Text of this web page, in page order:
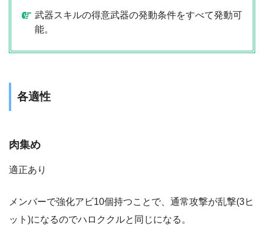
武器スキルの得意武器の発動条件をすべて発動可
能。
各適性
肉集め
適正あり
メンバーで強化アビ10個持つことで、通常攻撃が乱撃(3ヒ
ット)になるのでハロククルと同じになる。